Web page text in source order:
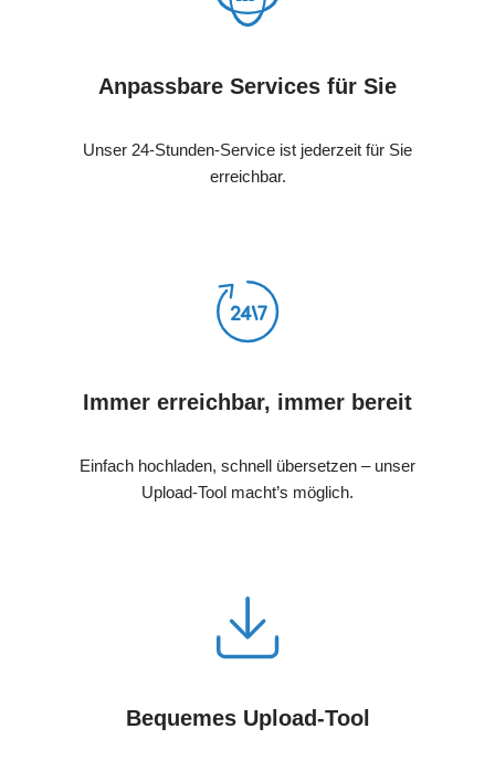
Anpassbare Services für Sie
Unser 24-Stunden-Service ist jederzeit für Sie
erreichbar.
Immer erreichbar, immer bereit
Einfach hochladen, schnell übersetzen – unser
Upload-Tool macht’s möglich.
Bequemes Upload-Tool